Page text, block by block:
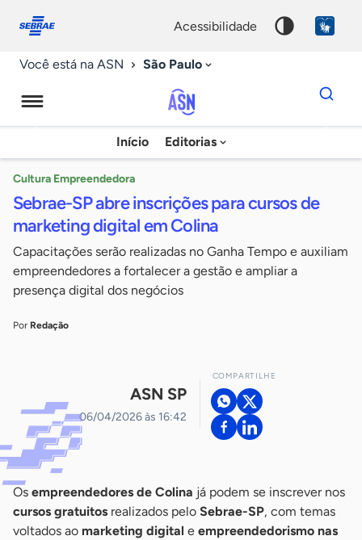
conosco
acessibilidade
Você está na ASN São Paulo
Agência
Sebrae
Notícias
Início Editorias
Dados
para
chave
Cultura Empreendedora
Sebrae-SP abre inscrições para cursos de
marketing digital em Colina
Capacitações serão realizadas no Ganha Tempo e auxiliam
empreendedores a fortalecer a gestão e ampliar a
presença digital dos negócios
Por Redação
ASN SP
06/04/2026 às 16:42
COMPARTILHE
Os empreendedores de Colina já podem se inscrever nos
cursos gratuitos realizados pelo Sebrae-SP, com temas
voltados ao marketing digital e empreendedorismo nas